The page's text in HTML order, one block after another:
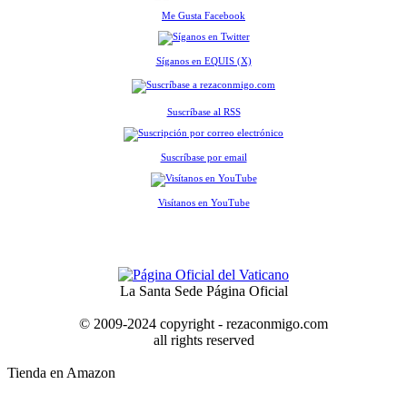
Me Gusta Facebook
Síganos en EQUIS (X)
Suscríbase al RSS
Suscríbase por email
Visítanos en YouTube
La Santa Sede Página Oficial
© 2009-2024 copyright - rezaconmigo.com
all rights reserved
Tienda en Amazon